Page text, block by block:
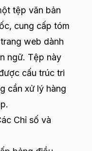
tệp văn bản
cung cấp tóm
web dành
ngữ. Tệp này
cấu trúc tri
cần xử lý hàng
Chỉ số và